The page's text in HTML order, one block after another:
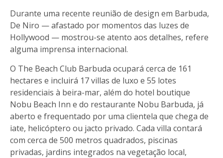
Durante uma recente reunião de design em Barbuda,
De Niro — afastado por momentos das luzes de
Hollywood — mostrou-se atento aos detalhes, refere
alguma imprensa internacional.
O The Beach Club Barbuda ocupará cerca de 161
hectares e incluirá 17 villas de luxo e 55 lotes
residenciais à beira-mar, além do hotel boutique
Nobu Beach Inn e do restaurante Nobu Barbuda, já
aberto e frequentado por uma clientela que chega de
iate, helicóptero ou jacto privado. Cada villa contará
com cerca de 500 metros quadrados, piscinas
privadas, jardins integrados na vegetação local,